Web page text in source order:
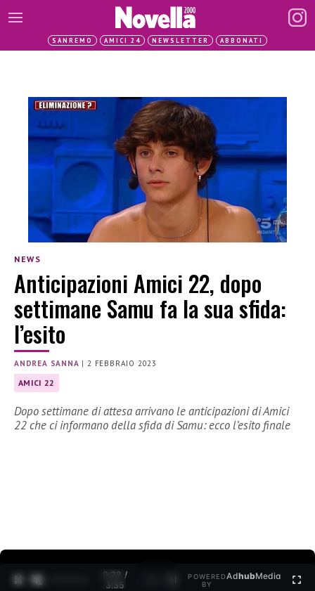
SANREMO AMICI 24 NEWSLETTER ABBONATI
NEWS
Anticipazioni Amici 22, dopo
settimane Samu fa la sua sfida:
l’esito
ANDREA SANNA |2 FEBBRAIO 2023
AMICI 22
Dopo settimane di attesa arrivano le anticipazioni di Amici
22 che ci informano della sfida di Samu: ecco l’esito finale
0:30 /
3:35
POWERED
BY
AdhubMedia